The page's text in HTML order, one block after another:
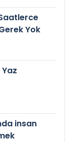
Yok
insan